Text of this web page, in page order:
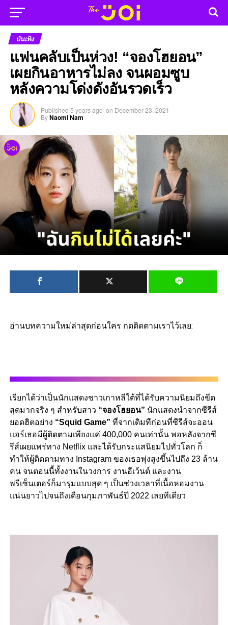
บันเทิง
แฟนคลับเป็นห่วง! “จองโฮยอน”
เผยกินอาหารไม่ลง จนผอมซูบ
หลังความโด่งดังอันรวดเร็ว
Published 5 years ago on December 23, 2021
ByNaomi Nam
อ่านบทความใหม่ล่าสุดก่อนใคร กดติดตามเราไว้เลย:
เรียกได้ว่าเป็นนักแสดงชาวเกาหลีใต้ที่ได้รับความนิยมถึงขีด
สุดมากจริง ๆ สำหรับสาว “จองโฮยอน” นักแสดงนำจากซีรีส์
ยอดฮิตอย่าง “Squid Game” ที่จากเดิมทีก่อนที่ซีรีส์จะออน
แอร์เธอมีผู้ติดตามเพียงแค่ 400,000 คนเท่านั้น พอหลังจากซี
รีส์เผยแพร่ทาง Netflix และได้รับกระแสนิยมไปทั่วโลก ก็
ทำให้ผู้ติดตามทาง Instagram ของเธอพุ่งสูงขึ้นไปถึง 23 ล้าน
คน จนตอนนี้ทั้งงานในวงการ งานอีเว้นต์ และงาน
พรีเซ็นเตอร์ก็มารุมแบบสุด ๆ เป็นช่วงเวลาที่เนื้อหอมงาน
แน่นยาวไปจนถึงเดือนกุมภาพันธ์ปี 2022 เลยทีเดียว